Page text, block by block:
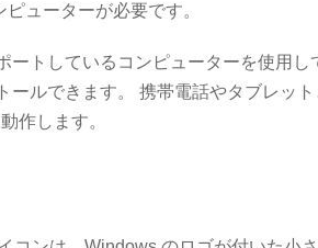
ューターが必要です。
ートしているコンピューターを使用し
ールできます。 携帯電話やタブレッ
作します。